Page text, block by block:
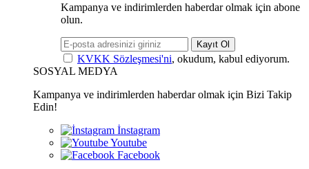
Kampanya ve indirimlerden haberdar olmak için abone
olun.
Kayıt Ol
KVKK Sözleşmesi'ni, okudum, kabul ediyorum.
SOSYAL MEDYA
Kampanya ve indirimlerden haberdar olmak için Bizi Takip
Edin!